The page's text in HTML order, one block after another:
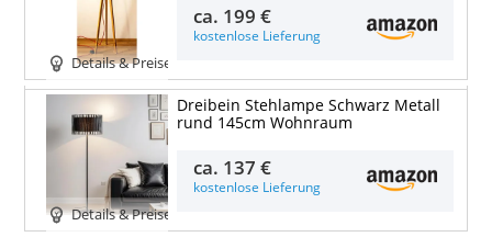
Details & Preise
ca. 199 €
kostenlose Lieferung
Details & Preise
Dreibein Stehlampe Schwarz Metall
rund 145cm Wohnraum
ca. 137 €
kostenlose Lieferung